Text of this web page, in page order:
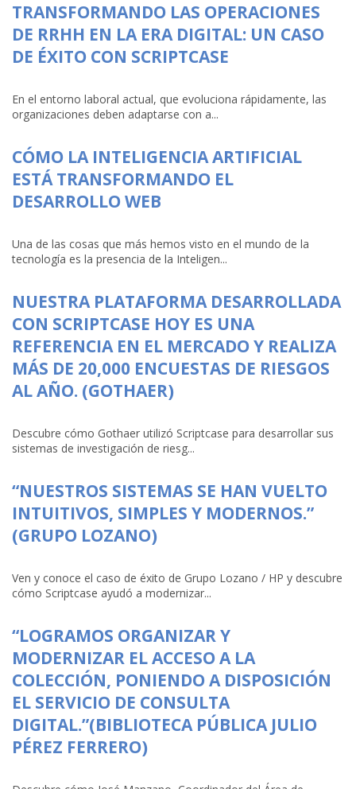
TRANSFORMANDO LAS OPERACIONES
DE RRHH EN LA ERA DIGITAL: UN CASO
DE ÉXITO CON SCRIPTCASE
En el entorno laboral actual, que evoluciona rápidamente, las
organizaciones deben adaptarse con a...
CÓMO LA INTELIGENCIA ARTIFICIAL
ESTÁ TRANSFORMANDO EL
DESARROLLO WEB
Una de las cosas que más hemos visto en el mundo de la
tecnología es la presencia de la Inteligen...
NUESTRA PLATAFORMA DESARROLLADA
CON SCRIPTCASE HOY ES UNA
REFERENCIA EN EL MERCADO Y REALIZA
MÁS DE 20,000 ENCUESTAS DE RIESGOS
AL AÑO. (GOTHAER)
Descubre cómo Gothaer utilizó Scriptcase para desarrollar sus
sistemas de investigación de riesg...
“NUESTROS SISTEMAS SE HAN VUELTO
INTUITIVOS, SIMPLES Y MODERNOS.”
(GRUPO LOZANO)
Ven y conoce el caso de éxito de Grupo Lozano / HP y descubre
cómo Scriptcase ayudó a modernizar...
“LOGRAMOS ORGANIZAR Y
MODERNIZAR EL ACCESO A LA
COLECCIÓN, PONIENDO A DISPOSICIÓN
EL SERVICIO DE CONSULTA
DIGITAL.”(BIBLIOTECA PÚBLICA JULIO
PÉREZ FERRERO)